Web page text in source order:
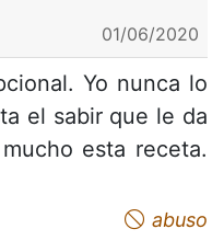
01/06/2020
Yo nunca lo
el sabir que le da
esta receta.
abuso